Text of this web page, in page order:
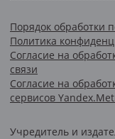
Порядок обработки
Политика
Согласие на
связи
Согласие на
сервисов
Учредитель и